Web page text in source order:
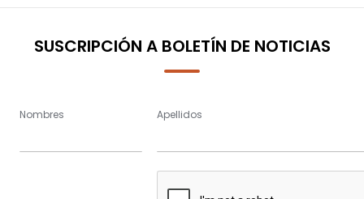
page
SUSCRIPCIÓN A BOLETÍN DE NOTICIAS
Nombres Apellidos